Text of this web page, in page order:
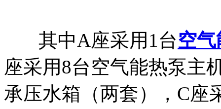
其中A座采用1台空
座采用8台空气能热泵主
承压水箱（两套），C座